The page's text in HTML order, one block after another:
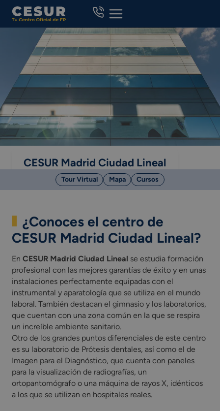
Skip
content
CESUR Madrid Ciudad Lineal
Tour Virtual Mapa Cursos
¿Conoces el centro de
CESUR Madrid Ciudad Lineal?
En CESUR Madrid Ciudad Lineal se estudia formación
profesional con las mejores garantías de éxito y en unas
instalaciones perfectamente equipadas con el
instrumental y aparatología que se utiliza en el mundo
laboral. También destacan el gimnasio y los laboratorios,
que cuentan con una zona común en la que se respira
un increíble ambiente sanitario.
Otro de los grandes puntos diferenciales de este centro
es su laboratorio de Prótesis dentales, así como el de
Imagen para el Diagnóstico, que cuenta con paneles
para la visualización de radiografías, un
ortopantomógrafo o una máquina de rayos X, idénticos
a los que se utilizan en hospitales reales.